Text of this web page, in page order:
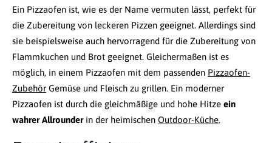
Ein Pizzaofen ist, wie es der Name vermuten lässt, perfekt für
die Zubereitung von leckeren Pizzen geeignet. Allerdings sind
sie beispielsweise auch hervorragend für die Zubereitung von
Flammkuchen und Brot geeignet. Gleichermaßen ist es
möglich, in einem Pizzaofen mit dem passenden Pizzaofen-
Zubehör Gemüse und Fleisch zu grillen. Ein moderner
Pizzaofen ist durch die gleichmäßige und hohe Hitze ein
wahrer Allrounderin der heimischen Outdoor-Küche.